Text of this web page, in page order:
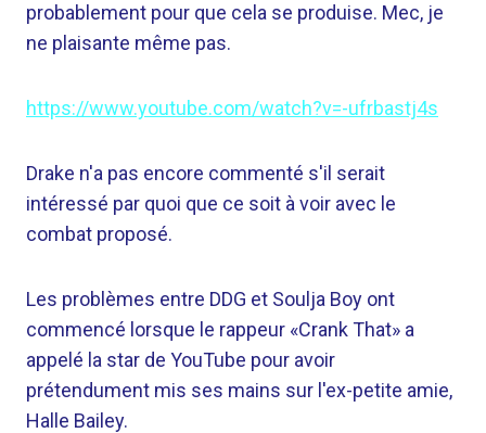
probablement pour que cela se produise. Mec, je
ne plaisante même pas.
https://www.youtube.com/watch?v=-ufrbastj4s
Drake n'a pas encore commenté s'il serait
intéressé par quoi que ce soit à voir avec le
combat proposé.
Les problèmes entre DDG et Soulja Boy ont
commencé lorsque le rappeur «Crank That» a
appelé la star de YouTube pour avoir
prétendument mis ses mains sur l'ex-petite amie,
Halle Bailey.